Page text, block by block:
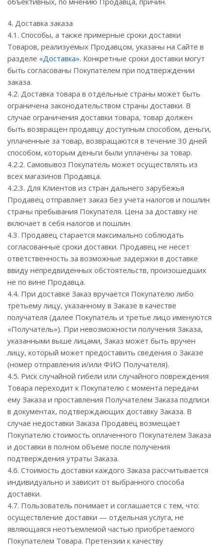
4. Доставка заказа
4.1. Способы, а также примерные сроки доставки
Товаров, реализуемых Продавцом, указаны на Сайте в
разделе «Доставка». Конкретные сроки доставки могут
быть согласованы Покупателем при подтверждении
заказа.
4.2. Доставка товара в отдельные страны может быть
ограничена законодательством страны доставки. В
случае ограничения доставки товара, товар должен
быть возвращен продавцу доступным способом, деньги,
уплаченные за товар, возвращаются в течение 30 дней
способом, которым деньги были уплачены за товар.
4.2.2. Самовывоз Покупатель может осуществлять из
всех магазинов Продавца.
4.2.3. Для Клиентов из стран дальнего зарубежья
Продавец отправляет заказ без учета налогов и пошлин
страны пребывания Покупателя. Цена за доставку не
включает в себя налогов и пошлин.
4.3. Продавец старается максимально соблюдать
согласованные сроки доставки. Продавец не несет
ответственность за возможные задержки в доставке
ввиду непредвиденных обстоятельств, произошедших
не по вине Продавца.
4.4. При доставке Заказ вручается Покупателю либо
третьему лицу, указанному в Заказе в качестве
получателя (далее Покупатель и третье лицо именуются
«Получатель»). При невозможности получения Заказа,
указанными выше лицами, Заказ может быть вручен
лицу, который может предоставить сведения о Заказе
(номер отправления и/или ФИО Получателя).
4.5. Риск случайной гибели или случайного повреждения
Товара переходит к Покупателю с момента передачи
ему Заказа и проставления Получателем Заказа подписи
в документах, подтверждающих доставку Заказа. В
случае недоставки Заказа Продавец возмещает
Покупателю стоимость оплаченного Покупателем Заказа
и доставки в полном объеме после получения
подтверждения утраты Заказа.
4.6. Стоимость доставки каждого Заказа рассчитывается
индивидуально и зависит от выбранного способа
доставки.
4.7. Пользователь понимает и соглашается с тем, что:
осуществление доставки — отдельная услуга, не
являющаяся неотъемлемой частью приобретаемого
Покупателем Товара. Претензии к качеству